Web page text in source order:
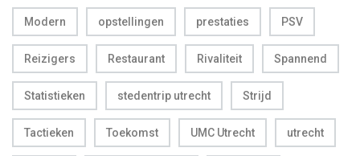
Modern opstellingen prestaties PSV
Reizigers Restaurant Rivaliteit Spannend
Statistieken stedentrip utrecht Strijd
Tactieken Toekomst UMC Utrecht utrecht